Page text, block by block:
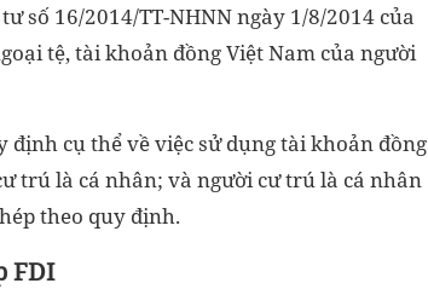
số 16/2014/TT-NHNN ngày 1/8/2014 của
tệ, tài khoản đồng Việt Nam của người
định cụ thể về việc sử dụng tài khoản đồng
trú là cá nhân; và người cư trú là cá nhân
theo quy định.
FDI